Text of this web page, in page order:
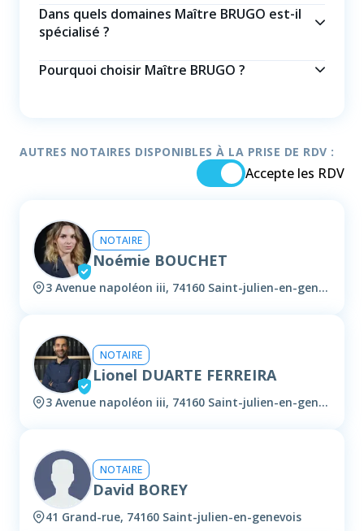
Dans quels domaines Maître BRUGO est-il
spécialisé ?
Pourquoi choisir Maître BRUGO ?
AUTRES NOTAIRES DISPONIBLES À LA PRISE DE RDV :
Accepte les RDV
NOTAIRE
Noémie BOUCHET
3 Avenue napoléon iii, 74160 Saint-julien-en-genevois
NOTAIRE
Lionel DUARTE FERREIRA
3 Avenue napoléon iii, 74160 Saint-julien-en-genevois
NOTAIRE
David BOREY
41 Grand-rue, 74160 Saint-julien-en-genevois